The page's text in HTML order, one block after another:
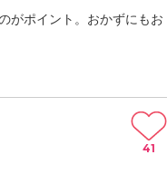
がポイント。おかずにもお
41